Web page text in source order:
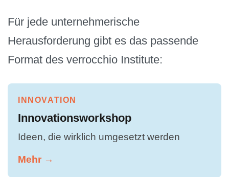
Für jede unternehmerische
Herausforderung gibt es das passende
Format des verrocchio Institute:
INNOVATION
Innovationsworkshop
Ideen, die wirklich umgesetzt werden
Mehr →